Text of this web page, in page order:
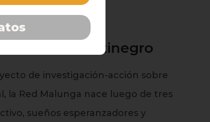
el racismo antinegro
de investigación-acción sobre
la Red Malunga nace luego de tres
sueños esperanzadores y